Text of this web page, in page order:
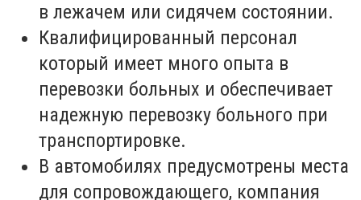
в лежачем или сидячем состоянии.
Квалифицированный персонал
который имеет много опыта в
перевозки больных и обеспечивает
надежную перевозку больного при
транспортировке.
В автомобилях предусмотрены места
для сопровождающего, компания